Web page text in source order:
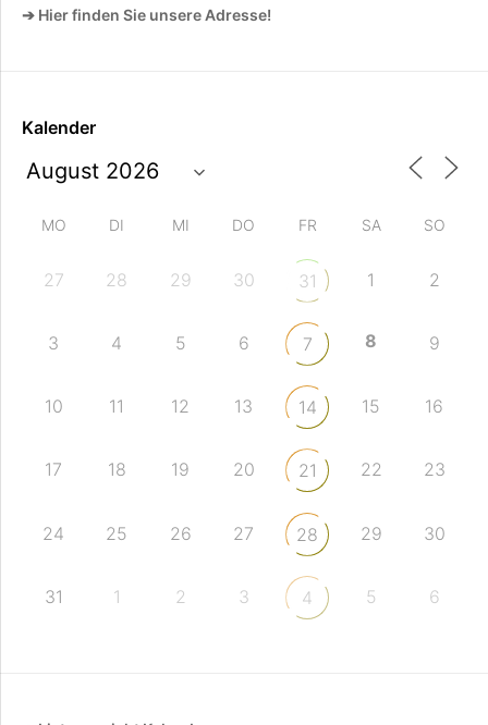
➔ Hier finden Sie unsere Adresse!
Kalender
MO DI MI DO FR SA SO
27 28 29 30 31 1 2
3 4 5 6 7 8 9
10 11 12 13 14 15 16
17 18 19 20 21 22 23
24 25 26 27 28 29 30
31 1 2 3 4 5 6